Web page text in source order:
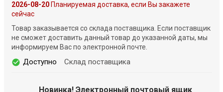
2026-08-20Планируемая доставка, если Вы закажете
сейчас
Товар заказывается со склада поставщика. Если поставщик
не сможет доставить данный товар до указанной даты, мы
информируем Вас по электронной почте.
Доступно Склад поставщика
Новинка! Электронный почтовый ящик